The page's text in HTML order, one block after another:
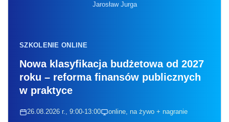
Jarosław Jurga
SZKOLENIE ONLINE
Nowa klasyfikacja budżetowa od 2027
roku – reforma finansów publicznych
w praktyce
26.08.2026 r., 9:00-13:00 online, na żywo + nagranie